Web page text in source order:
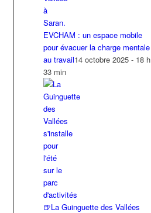
EVCHAM : un espace mobile
pour évacuer la charge mentale
au travail14 octobre 2025 - 18 h
33 min
🍺La Guinguette des Vallées